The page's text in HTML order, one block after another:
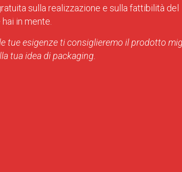
sulla realizzazione e sulla fattibilità del
in mente.
tue esigenze ti consiglieremo il prodotto
tua idea di packaging.